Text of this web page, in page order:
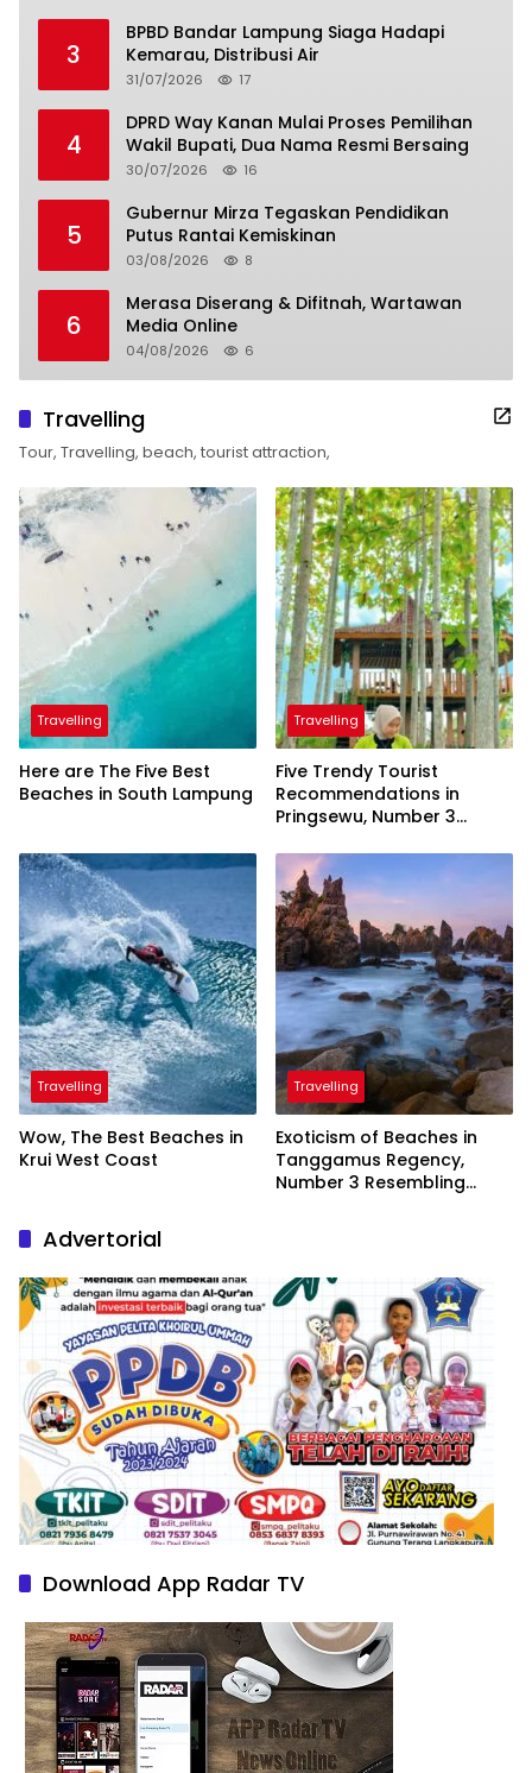
3
BPBD Bandar Lampung Siaga Hadapi
Kemarau, Distribusi Air
31/07/2026 17
4
DPRD Way Kanan Mulai Proses Pemilihan
Wakil Bupati, Dua Nama Resmi Bersaing
30/07/2026 16
5
Gubernur Mirza Tegaskan Pendidikan
Putus Rantai Kemiskinan
03/08/2026 8
6
Merasa Diserang & Difitnah, Wartawan
Media Online
04/08/2026 6
Travelling
Tour, Travelling, beach, tourist attraction,
Travelling
Here are The Five Best
Beaches in South Lampung
Travelling
Five Trendy Tourist
Recommendations in
Pringsewu, Number 3
President
Travelling
Wow, The Best Beaches in
Krui West Coast
Travelling
Exoticism of Beaches in
Tanggamus Regency,
Number 3 Resembling
Advertorial
Download App Radar TV